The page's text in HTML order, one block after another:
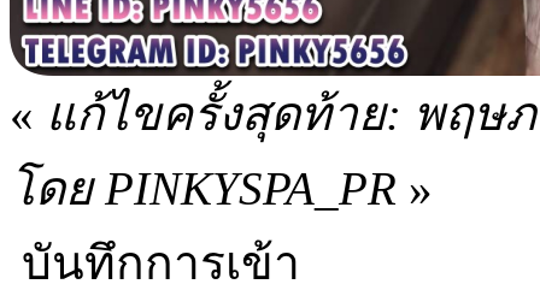
« แก้ไขครั้งสุดท้าย: พฤษภ
โดย PINKYSPA_PR »
บันทึกการเข้า